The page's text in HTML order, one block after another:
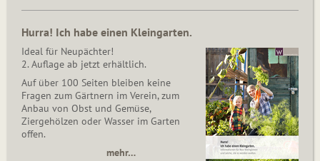
Hurra! Ich habe einen Kleingarten.
Ideal für Neupächter!
2. Auflage ab jetzt erhältlich.
Auf über 100 Seiten bleiben keine
Fragen zum Gärtnern im Verein, zum
Anbau von Obst und Gemüse,
Ziergehölzen oder Wasser im Garten
offen.
mehr…